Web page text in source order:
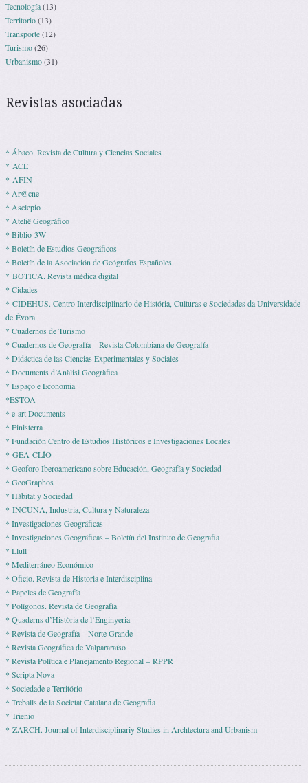
Tecnología(13)
Territorio(13)
Transporte(12)
Turismo(26)
Urbanismo(31)
Revistas asociadas
* Ábaco. Revista de Cultura y Ciencias Sociales
* ACE
* AFIN
* Ar@cne
* Asclepio
* Ateliê Geográfico
* Biblio 3W
* Boletín de Estudios Geográficos
* Boletín de la Asociación de Geógrafos Españoles
* BOTICA. Revista médica digital
* Cidades
* CIDEHUS. Centro Interdisciplinario de História, Culturas e Sociedades da Universidade
de Évora
* Cuadernos de Turismo
* Cuadernos de Geografía – Revista Colombiana de Geografía
* Didáctica de las Ciencias Experimentales y Sociales
* Documents d’Anàlisi Geogràfica
* Espaço e Economia
*ESTOA
* e-art Documents
* Finisterra
* Fundación Centro de Estudios Históricos e Investigaciones Locales
* GEA-CLÍO
* Geoforo Iberoamericano sobre Educación, Geografía y Sociedad
* GeoGraphos
* Hábitat y Sociedad
* INCUNA, Industria, Cultura y Naturaleza
* Investigaciones Geográficas
* Investigaciones Geográficas – Boletín del Instituto de Geografia
* Llull
* Mediterráneo Económico
* Ofi­cio. Revista de His­to­ria e Interdisciplina
* Pape­les de Geografía
* Polígonos. Revista de Geografía
* Quaderns d’Història de l’Enginyeria
* Revista de Geografía – Norte Grande
* Revista Geográfica de Valpararaíso
* Revista Polí­tica e Pla­ne­ja­mento Regio­nal – RPPR
* Scripta Nova
* Sociedade e Território
* Treballs de la Societat Catalana de Geografia
* Trienio
* ZARCH. Journal of Interdisciplinariy Studies in Archtectura and Urbanism